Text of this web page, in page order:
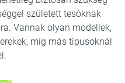
született tesóknak
Vannak olyan modellek,
míg más típusoknál